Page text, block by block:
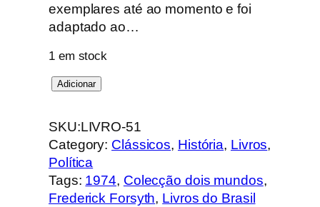
exemplares até ao momento e foi
adaptado ao…
1 em stock
Q
a
n
t
i
d
Adicionar
SKU:LIVRO-51
Category: Clássicos, História, Livros
Política
Tags: 1974, Colecção dois mundos
Frederick Forsyth, Livros do Brasil